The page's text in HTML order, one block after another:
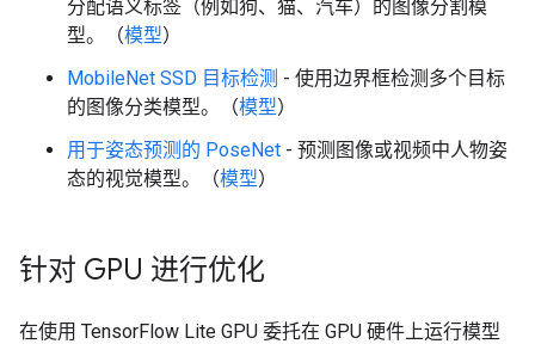
分配语义标签（例如狗、猫、汽车）的图像分割模
型。（模型）
MobileNet SSD 目标检测 - 使用边界框检测多个目标
的图像分类模型。（模型）
用于姿态预测的 PoseNet - 预测图像或视频中人物姿
态的视觉模型。（模型）
针对 GPU 进行优化
在使用 TensorFlow Lite GPU 委托在 GPU 硬件上运行模型